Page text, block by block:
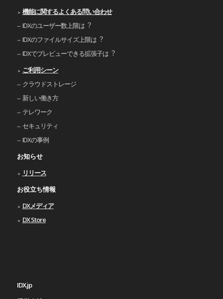
機能に関するよくある問い合わせ
IDXのユーザー数上限は︖
IDXのファイルサイズ上限は︖
IDXでプレビューできる拡張⼦は︖
ご利⽤シーン
クラウドストレージ
新しい働き⽅
テレワーク
セキュリティ
IDXの事例
お知らせ
リリース
お役立ち情報
DXメディア
DX Store
IDX.jp